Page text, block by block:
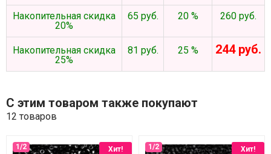
Накопительная скидка
20%
65 руб. 20 % 260 руб.
Накопительная скидка
25%
81 руб. 25 % 244 руб.
С этим товаром также покупают
12 товаров
Хит! Хит!